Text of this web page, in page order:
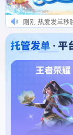
刚刚 馒头哟
刚刚 热爱发单秒
刚刚 良心优质肥
刚刚 康康发肥单
刚刚 小硕发肥单
刚刚 风声王者
刚刚 不刷机别
刚刚 只发优质单
1分钟前 陪你一
1分钟前